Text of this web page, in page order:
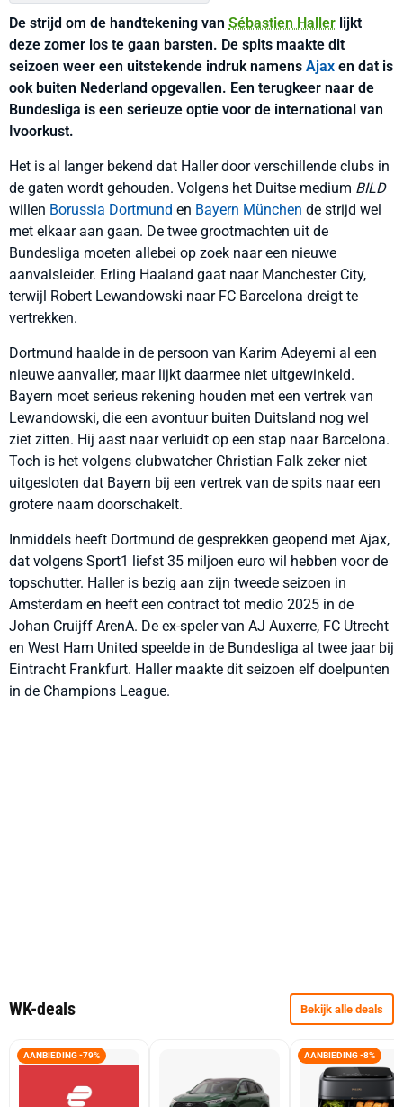
De strijd om de handtekening van Sébastien Haller lijkt
deze zomer los te gaan barsten. De spits maakte dit
seizoen weer een uitstekende indruk namens Ajax en dat is
ook buiten Nederland opgevallen. Een terugkeer naar de
Bundesliga is een serieuze optie voor de international van
Ivoorkust.
Het is al langer bekend dat Haller door verschillende clubs in
de gaten wordt gehouden. Volgens het Duitse medium BILD
willen Borussia Dortmund en Bayern München de strijd wel
met elkaar aan gaan. De twee grootmachten uit de
Bundesliga moeten allebei op zoek naar een nieuwe
aanvalsleider. Erling Haaland gaat naar Manchester City,
terwijl Robert Lewandowski naar FC Barcelona dreigt te
vertrekken.
Dortmund haalde in de persoon van Karim Adeyemi al een
nieuwe aanvaller, maar lijkt daarmee niet uitgewinkeld.
Bayern moet serieus rekening houden met een vertrek van
Lewandowski, die een avontuur buiten Duitsland nog wel
ziet zitten. Hij aast naar verluidt op een stap naar Barcelona.
Toch is het volgens clubwatcher Christian Falk zeker niet
uitgesloten dat Bayern bij een vertrek van de spits naar een
grotere naam doorschakelt.
Inmiddels heeft Dortmund de gesprekken geopend met Ajax,
dat volgens Sport1 liefst 35 miljoen euro wil hebben voor de
topschutter. Haller is bezig aan zijn tweede seizoen in
Amsterdam en heeft een contract tot medio 2025 in de
Johan Cruijff ArenA. De ex-speler van AJ Auxerre, FC Utrecht
en West Ham United speelde in de Bundesliga al twee jaar bij
Eintracht Frankfurt. Haller maakte dit seizoen elf doelpunten
in de Champions League.
WK-deals Bekijk alle deals
AANBIEDING -79% AANBIEDING -8%